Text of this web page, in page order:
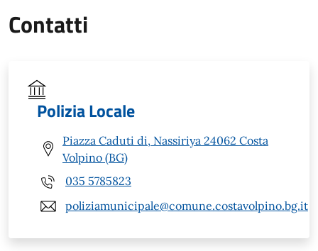
Contatti
Polizia Locale
Piazza Caduti di, Nassiriya 24062 Costa
Volpino (BG)
035 5785823
poliziamunicipale@comune.costavolpino.bg.it